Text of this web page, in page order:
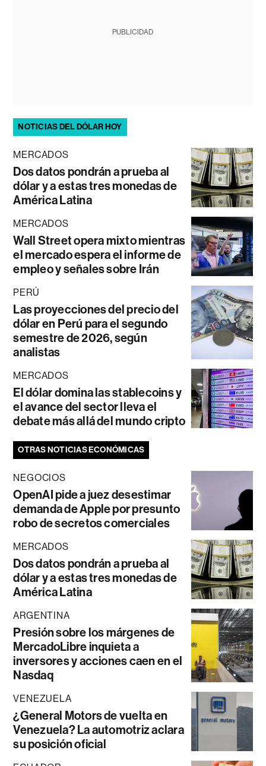
PUBLICIDAD
NOTICIAS DEL DÓLAR HOY
MERCADOS
Dos datos pondrán a prueba al
dólar y a estas tres monedas de
América Latina
MERCADOS
Wall Street opera mixto mientras
el mercado espera el informe de
empleo y señales sobre Irán
PERÚ
Las proyecciones del precio del
dólar en Perú para el segundo
semestre de 2026, según
analistas
MERCADOS
El dólar domina las stablecoins y
el avance del sector lleva el
debate más allá del mundo cripto
OTRAS NOTICIAS ECONÓMICAS
NEGOCIOS
OpenAI pide a juez desestimar
demanda de Apple por presunto
robo de secretos comerciales
MERCADOS
Dos datos pondrán a prueba al
dólar y a estas tres monedas de
América Latina
ARGENTINA
Presión sobre los márgenes de
MercadoLibre inquieta a
inversores y acciones caen en el
Nasdaq
VENEZUELA
¿General Motors de vuelta en
Venezuela? La automotriz aclara
su posición oficial